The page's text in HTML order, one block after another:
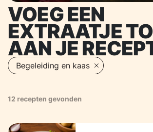
VOEG EEN
EXTRAATJE
AAN JE
Actieve filters
Begeleiding en kaas
12 recepten gevonden